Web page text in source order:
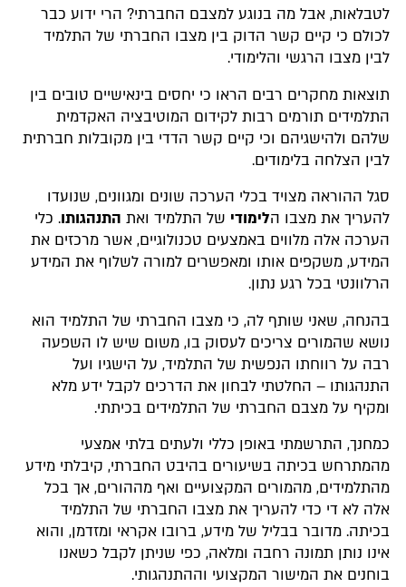
לטבלאות, אבל מה בנוגע למצבם החברתי? הרי ידוע כבר
לכולם כי קיים קשר הדוק בין מצבו החברתי של התלמיד
לבין מצבו הרגשי והלימודי.
תוצאות מחקרים רבים הראו כי יחסים בינאישיים טובים בין
התלמידים תורמים רבות לקידום המוטיבציה האקדמית
שלהם ולהישגיהם וכי קיים קשר הדדי בין מקובלות חברתית
לבין הצלחה בלימודים.
סגל ההוראה מצויד בכלי הערכה שונים ומגוונים, שנועדו
להעריך את מצבו הלימודי של התלמיד ואת התנהגותו. כלי
הערכה אלה מלווים באמצעים טכנולוגיים, אשר מרכזים את
המידע, משקפים אותו ומאפשרים למורה לשלוף את המידע
הרלוונטי בכל רגע נתון.
בהנחה, שאני שותף לה, כי מצבו החברתי של התלמיד הוא
נושא שהמורים צריכים לעסוק בו, משום שיש לו השפעה
רבה על רווחתו הנפשית של התלמיד, על הישגיו ועל
התנהגותו – החלטתי לבחון את הדרכים לקבל ידע מלא
ומקיף על מצבם החברתי של התלמידים בכיתתי.
כמחנך, התרשמתי באופן כללי ולעתים בלתי אמצעי
מהמתרחש בכיתה בשיעורים בהיבט החברתי, קיבלתי מידע
מהתלמידים, מהמורים המקצועיים ואף מההורים, אך בכל
אלה לא די כדי להעריך את מצבו החברתי של התלמיד
בכיתה. מדובר בבליל של מידע, ברובו אקראי ומזדמן, והוא
אינו נותן תמונה רחבה ומלאה, כפי שניתן לקבל כשאנו
בוחנים את המישור המקצועי וההתנהגותי.